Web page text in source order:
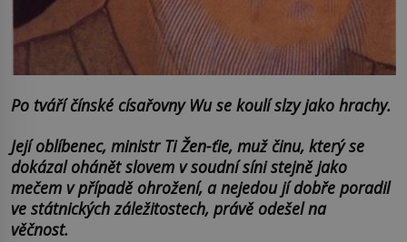
Po tváří čínské císařovny Wuse koulí slzy jako hrachy.
Její oblíbenec, ministr Ti Žen-ťie, muž činu, který se
dokázal ohánět slovem v soudní síni stejně jako
mečem v případě ohrožení, a nejedou jí dobře poradil
ve státnických záležitostech, právě odešel na
věčnost.